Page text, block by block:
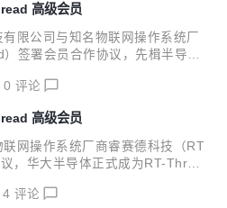
高级会员
限公司与知名物联网操作系统厂
签署会员合作协议，先楫半导体
联网操作系统，紧密合作为产
0 评论
高级会员
网操作系统厂商睿赛德科技（RT
，华大半导体正式成为RT-Threa
挥各自优势，在生态建设、RT-
4 评论